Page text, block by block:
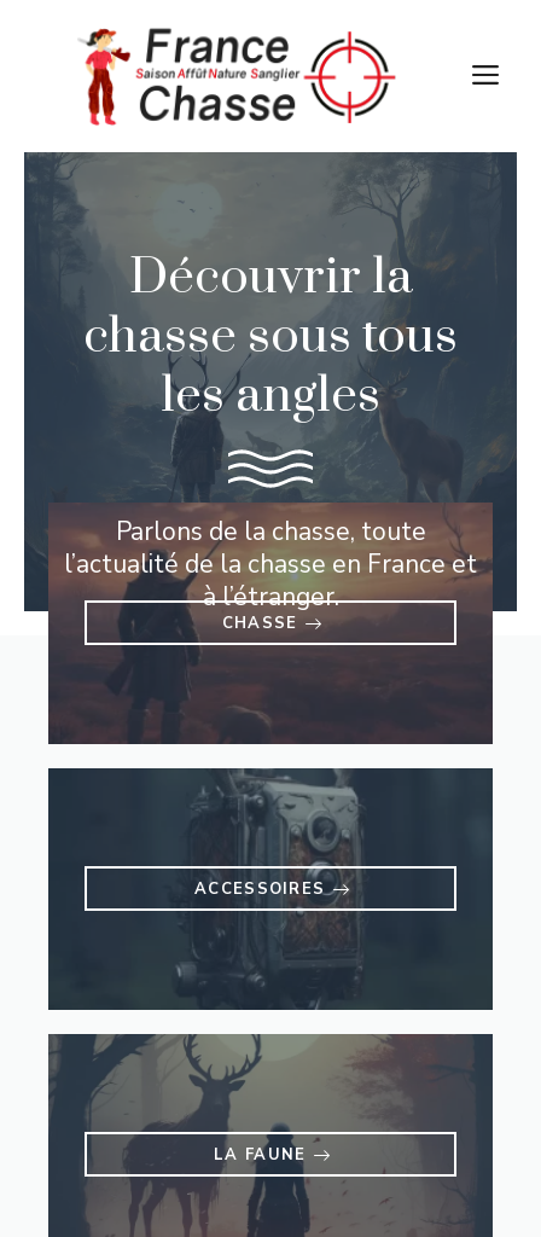
Découvrir la
chasse sous tous
les angles
Parlons de la chasse, toute
l’actualité de la chasse en France et
à l’étranger.
CHASSE
ACCESSOIRES
LA FAUNE